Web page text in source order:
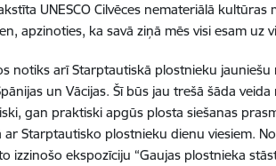
UNESCO Cilvēces nemateriālā
apzinoties, ka savā ziņā mēs visi esam uz
notiks arī Starptautiskā plostnieku
un Vācijas. Šī būs jau trešā šāda
gan praktiski apgūs plosta siešanas
Starptautisko plostnieku dienu viesiem.
izzinošo ekspozīciju “Gaujas plostnieka